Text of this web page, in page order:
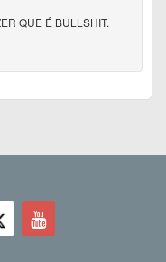
QUE É BULLSHIT.